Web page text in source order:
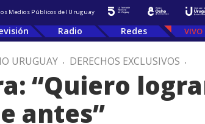
Medios Públicos del Uruguay
Radio Redes
URUGUAY . DERECHOS EXCLUSIVOS .
“Quiero
antes”